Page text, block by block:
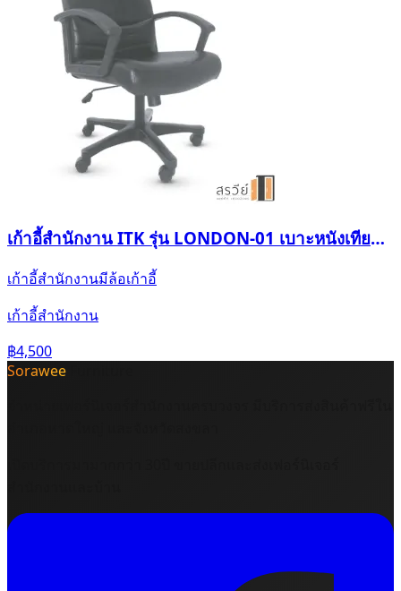
เก้าอี้สำนักงาน ITK รุ่น LONDON-01 เบาะหนังเทียมสี
เก้าอี้สำนักงานมีล้อเก้าอี้
เก้าอี้สำนักงาน
฿4,500
Sorawee